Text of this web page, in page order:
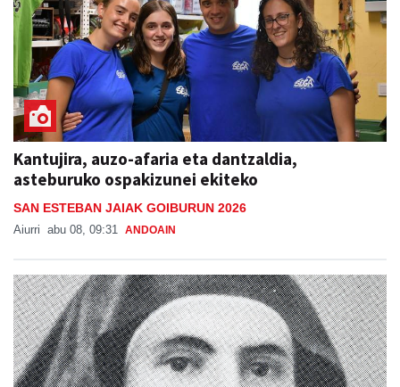
Kantujira, auzo-afaria eta dantzaldia,
asteburuko ospakizunei ekiteko
SAN ESTEBAN JAIAK GOIBURUN 2026
Aiurri abu 08, 09:31 ANDOAIN